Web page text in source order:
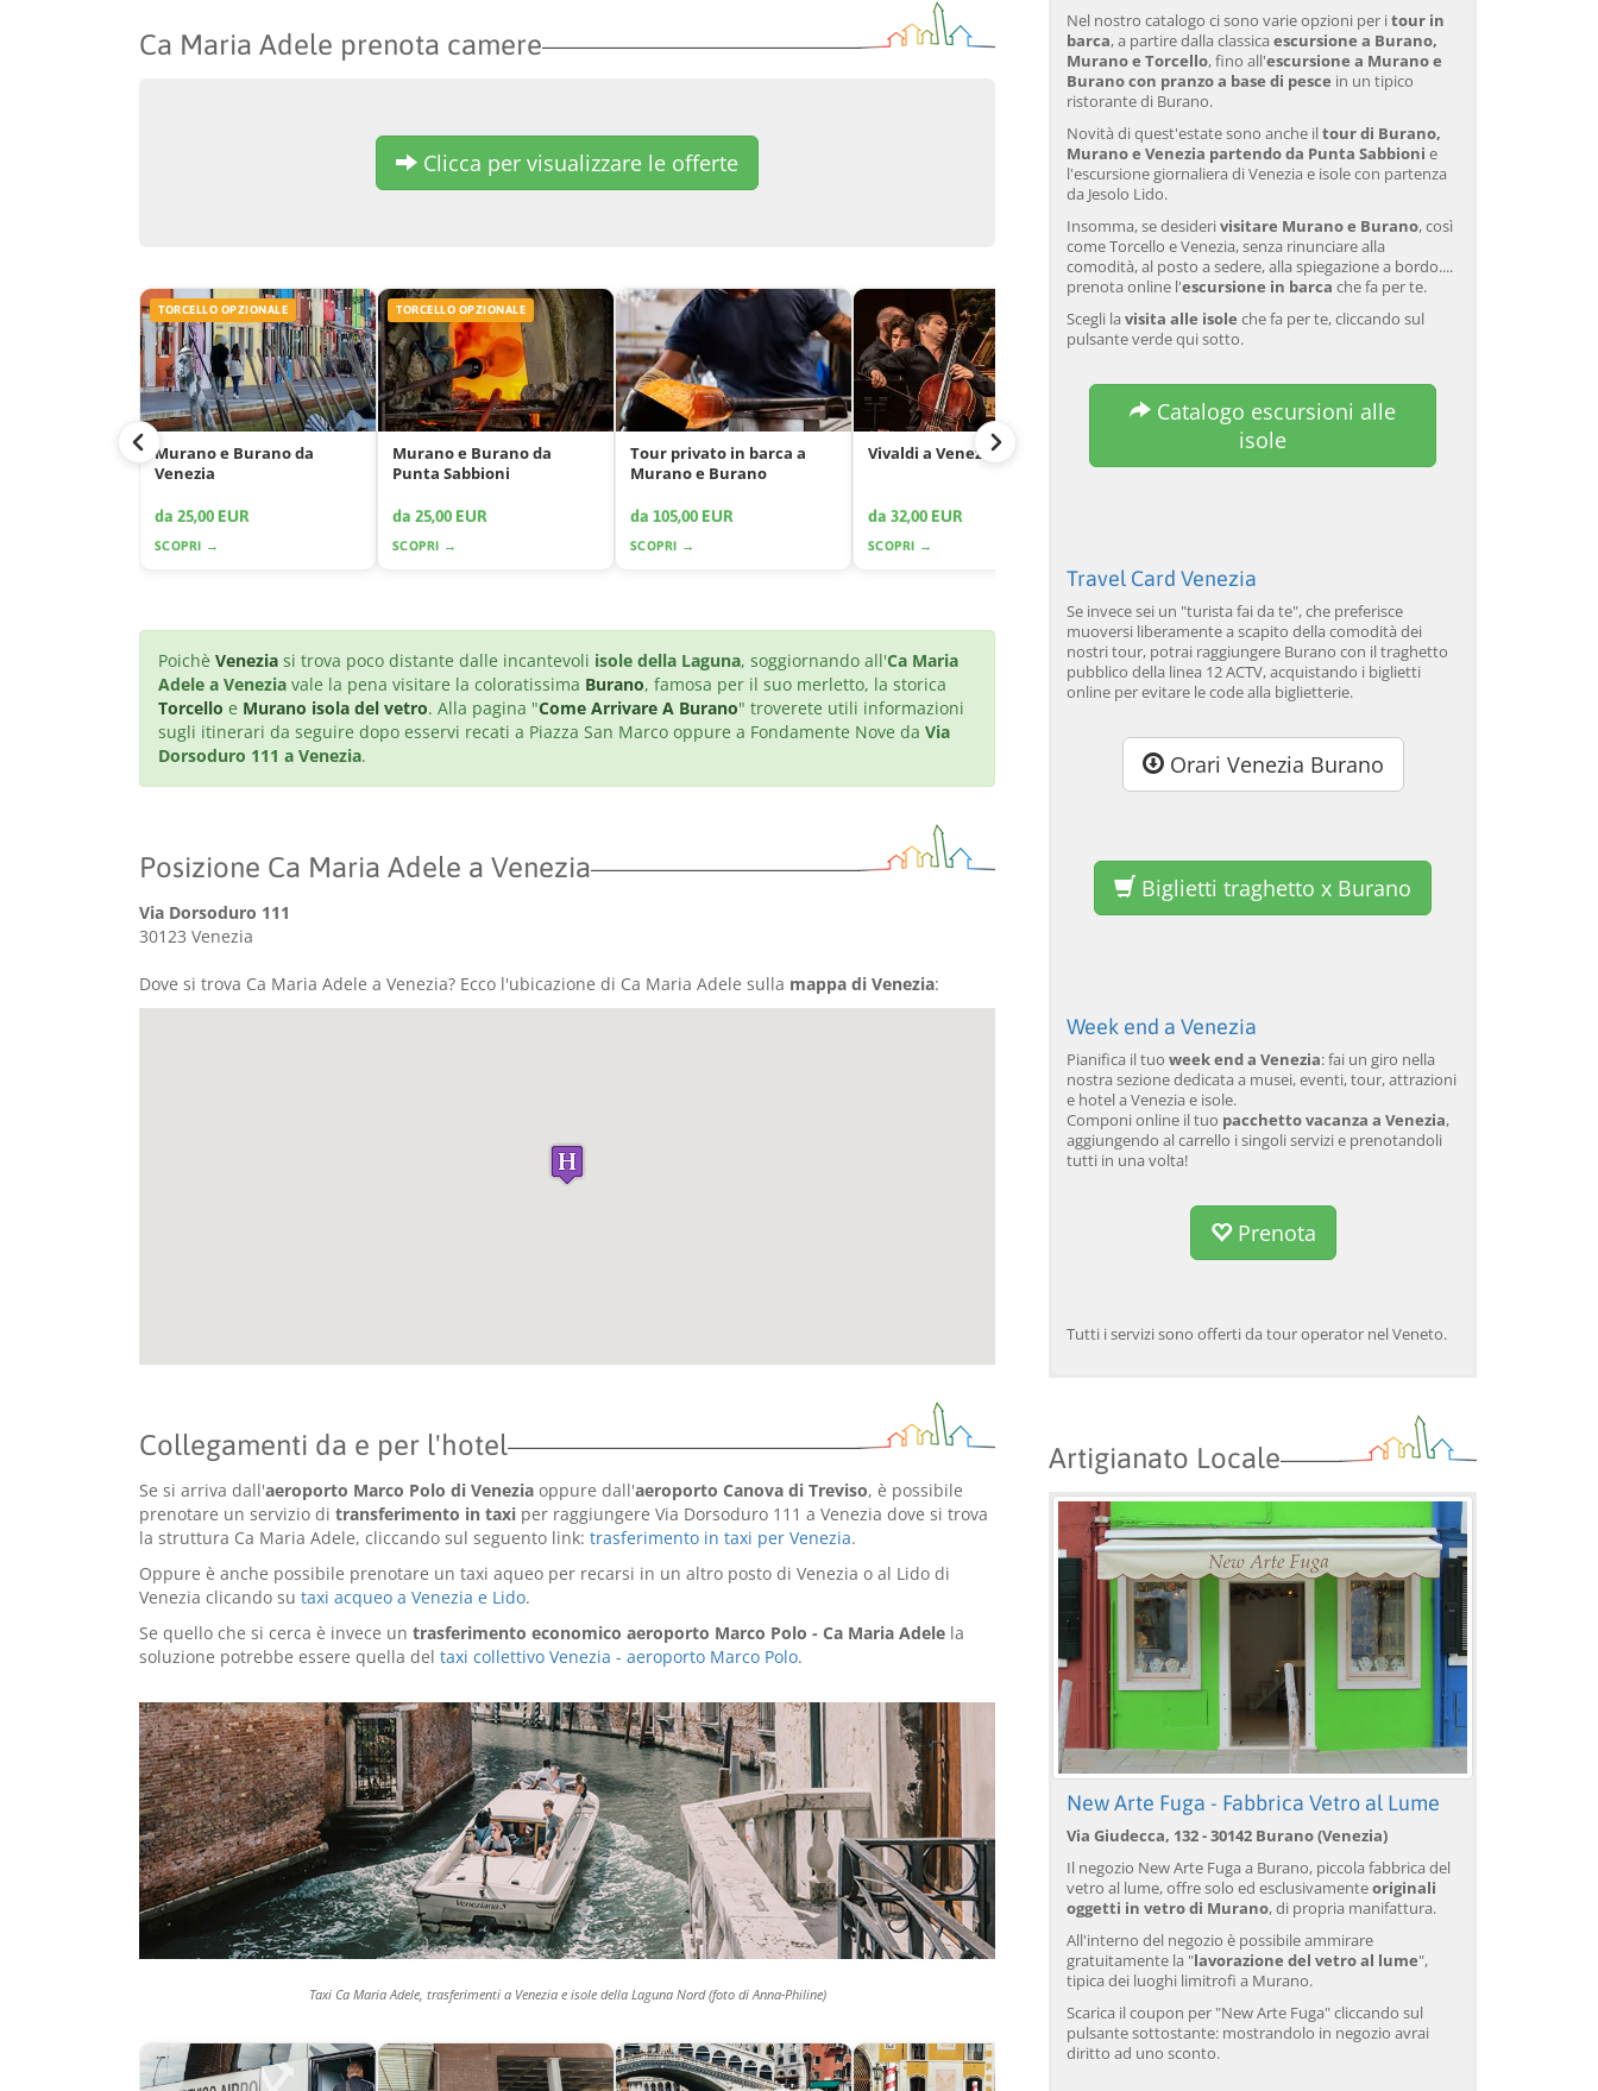
Ca Maria Adele prenota camere
Clicca per visualizzare le offerte
TORCELLO OPZIONALE
Murano e Burano da
Venezia
da 25,00 EUR
SCOPRI →
TORCELLO OPZIONALE
Murano e Burano da
Punta Sabbioni
da 25,00 EUR
SCOPRI →
Tour privato in barca a
Murano e Burano
da 105,00 EUR
SCOPRI →
Vivaldi a Venezia
da 32,00 EUR
SCOPRI →
Tour guidato di Murano e
Burano in barca privata
veneziana e cena del
Poichè Venezia si trova poco distante dalle incantevoli isole della Laguna, soggiornando all'Ca Maria
Adele a Venezia vale la pena visitare la coloratissima Burano, famosa per il suo merletto, la storica
Torcello e Murano isola del vetro. Alla pagina "Come Arrivare A Burano" troverete utili informazioni
sugli itinerari da seguire dopo esservi recati a Piazza San Marco oppure a Fondamente Nove da Via
Dorsoduro 111 a Venezia.
Posizione Ca Maria Adele a Venezia
Via Dorsoduro 111
30123 Venezia
Dove si trova Ca Maria Adele a Venezia? Ecco l'ubicazione di Ca Maria Adele sulla mappa di Venezia:
Collegamenti da e per l'hotel
Se si arriva dall'aeroporto Marco Polo di Venezia oppure dall'aeroporto Canova di Treviso, è possibile
prenotare un servizio di transferimento in taxi per raggiungere Via Dorsoduro 111 a Venezia dove si trova
la struttura Ca Maria Adele, cliccando sul seguento link: trasferimento in taxi per Venezia.
Oppure è anche possibile prenotare un taxi aqueo per recarsi in un altro posto di Venezia o al Lido di
Venezia clicando su taxi acqueo a Venezia e Lido.
Se quello che si cerca è invece un trasferimento economico aeroporto Marco Polo - Ca Maria Adele la
soluzione potrebbe essere quella del taxi collettivo Venezia - aeroporto Marco Polo.
Taxi Ca Maria Adele, trasferimenti a Venezia e isole della Laguna Nord (foto di Anna-Philine)
Nel nostro catalogo ci sono varie opzioni per itour in
barca, a partire dalla classica escursione a Burano,
Murano e Torcello, fino all'escursione a Murano e
Burano con pranzo a base di pesce in un tipico
ristorante di Burano.
Novità di quest'estate sono anche iltour di Burano,
Murano e Venezia partendo da Punta Sabbioni e
l'escursione giornaliera di Venezia e isole con partenza
da Jesolo Lido.
Insomma, se desiderivisitare Murano e Burano, così
come Torcello e Venezia, senza rinunciare alla
comodità, al posto a sedere, alla spiegazione a bordo....
prenota online l'escursione in barca che fa per te.
Scegli la visita alle isole che fa per te, cliccando sul
pulsante verde qui sotto.
Catalogo escursioni alle
isole
Travel Card Venezia
Se invece sei un "turista fai da te", che preferisce
muoversi liberamente a scapito della comodità dei
nostri tour, potrai raggiungere Burano con il traghetto
pubblico della linea 12 ACTV, acquistando i biglietti
online per evitare le code alla biglietterie.
Orari Venezia Burano
Biglietti traghetto x Burano
Week end a Venezia
Pianifica il tuo week end a Venezia: fai un giro nella
nostra sezione dedicata a musei, eventi, tour, attrazioni
e hotel a Venezia e isole.
Componi online il tuo pacchetto vacanza a Venezia,
aggiungendo al carrello i singoli servizi e prenotandoli
tutti in una volta!
Prenota
Tutti i servizi sono offerti da tour operator nel Veneto.
Artigianato Locale
New Arte Fuga - Fabbrica Vetro al Lume
Via Giudecca, 132 - 30142 Burano (Venezia)
Il negozio New Arte Fuga a Burano, piccola fabbrica del
vetro al lume, offre solo ed esclusivamenteoriginali
oggetti in vetro di Murano, di propria manifattura.
All'interno del negozio è possibile ammirare
gratuitamente la "lavorazione del vetro al lume",
tipica dei luoghi limitrofi a Murano.
Scarica il coupon per "New Arte Fuga" cliccando sul
pulsante sottostante: mostrandolo in negozio avrai
diritto ad uno sconto.